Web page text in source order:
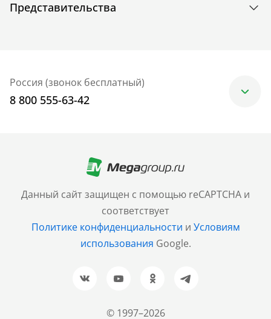
© 1997–2026
Данный сайт защищен с помощью reCAPTCHA и
соответствует
Политике конфиденциальности и Условиям
использования Google.
Представительства
Россия (звонок бесплатный)
8 800 555-63-42
+7 (499) 705-30-10
Санкт-Петербург
+7 (812) 600-77-33
Барнаул
+7 (961) 999-93-93
Новосибирск